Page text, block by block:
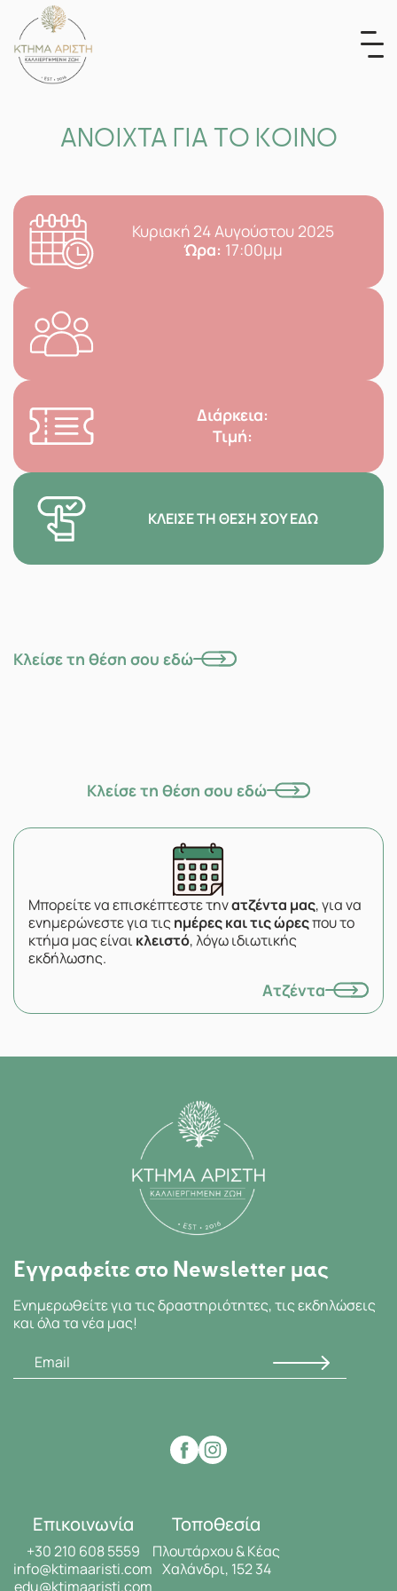
content
ΑΝΟΙΧΤΑ ΓΙΑ ΤΟ ΚΟΙΝΟ
Κυριακή 24 Αυγούστου 2025
Ώρα: 17:00μμ
Διάρκεια:
Τιμή:
ΚΛΕΊΣΕ ΤΗ ΘΈΣΗ ΣΟΥ ΕΔΏ
Κλείσε τη θέση σου εδώ
Κλείσε τη θέση σου εδώ
Μπορείτε να επισκέπτεστε τηνατζέντα μας, για να
ενημερώνεστε για τιςημέρες και τις ώρεςπου το
κτήμα μας είναικλειστό, λόγω ιδιωτικής
εκδήλωσης.
Ατζέντα
Εγγραφείτε στο Newsletter μας
Ενημερωθείτε για τις δραστηριότητες, τις εκδηλώσεις
και όλα τα νέα μας!
Επικοινωνία
+30 210 608 5559
info@ktimaaristi.com
edu@ktimaaristi.com
Τοποθεσία
Πλουτάρχου & Κέας
Χαλάνδρι, 152 34